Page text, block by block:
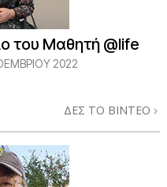
του Μαθητή @life
2022
ΔΕΣ ΤΟ ΒΙΝΤΕΟ